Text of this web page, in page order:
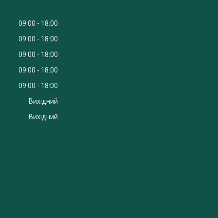
09:00
18:00
09:00
18:00
09:00
18:00
09:00
18:00
09:00
18:00
Вихідний
Вихідний